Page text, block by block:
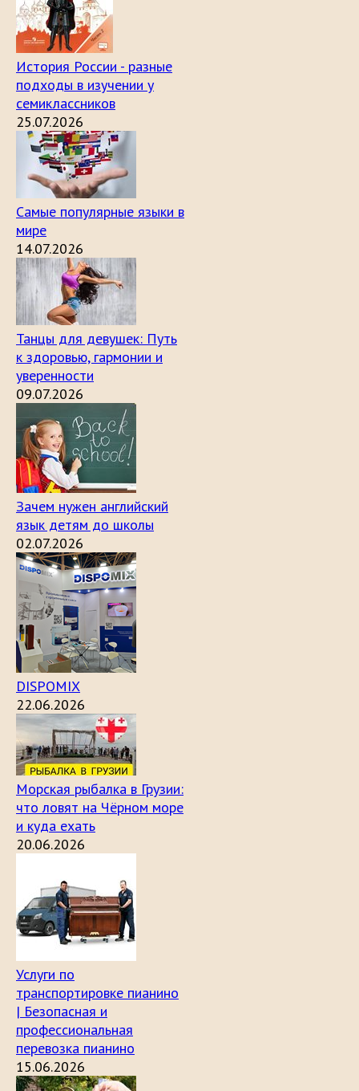
История России - разные
подходы в изучении у
семиклассников
25.07.2026
Самые популярные языки в
мире
14.07.2026
Танцы для девушек: Путь
к здоровью, гармонии и
уверенности
09.07.2026
Зачем нужен английский
язык детям до школы
02.07.2026
DISPOMIX
22.06.2026
Морская рыбалка в Грузии:
что ловят на Чёрном море
и куда ехать
20.06.2026
Услуги по
транспортировке пианино
| Безопасная и
профессиональная
перевозка пианино
15.06.2026